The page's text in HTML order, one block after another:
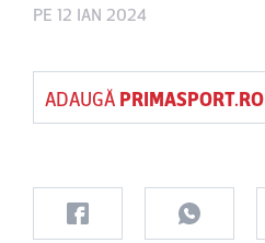
PE 12 IAN 2024
ADAUGĂ PRIMASPORT.RO